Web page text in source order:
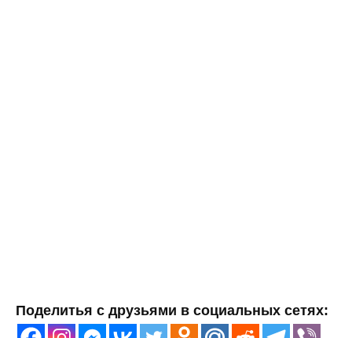
Поделитья с друзьями в социальных сетях: